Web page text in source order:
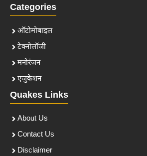
Categories
ऑटोमोबाइल
टेक्नोलॉजी
मनोरंजन
एजुकेशन
Quakes Links
About Us
Contact Us
Disclaimer